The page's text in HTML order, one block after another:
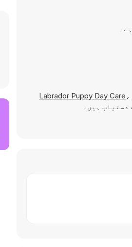
Labrador Puppy Day Care ،